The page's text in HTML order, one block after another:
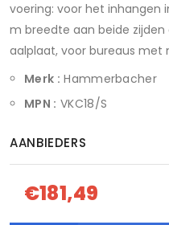
voering: voor het inhangen
m breedte aan beide
aalplaat, voor bureaus met
Merk : Hammerbacher
MPN : VKC18/S
AANBIEDERS
€181,49